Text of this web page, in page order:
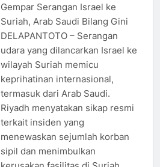
Gempar Serangan Israel ke
Suriah, Arab Saudi Bilang Gini
DELAPANTOTO – Serangan
udara yang dilancarkan Israel ke
wilayah Suriah memicu
keprihatinan internasional,
termasuk dari Arab Saudi.
Riyadh menyatakan sikap resmi
terkait insiden yang
menewaskan sejumlah korban
sipil dan menimbulkan